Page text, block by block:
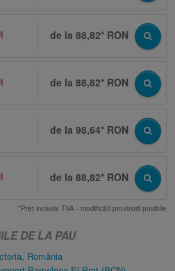
de la 88,82* RON
de la 88,82* RON
de la 98,64* RON
de la 88,82* RON
*Preţ inclusiv TVA - modificări provizorii posibile
DE LA PAU
România